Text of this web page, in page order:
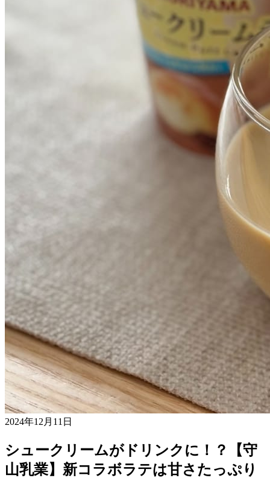
2024年12月11日
シュークリームがドリンクに！？【守
山乳業】新コラボラテは甘さたっぷり